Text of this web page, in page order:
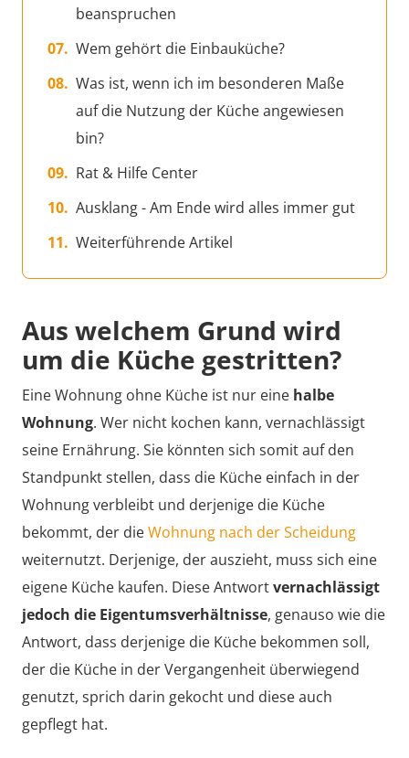
beanspruchen
Wem gehört die Einbauküche?
Was ist, wenn ich im besonderen Maße
auf die Nutzung der Küche angewiesen
bin?
Rat & Hilfe Center
Ausklang - Am Ende wird alles immer gut
Weiterführende Artikel
Aus welchem Grund wird
um die Küche gestritten?
Eine Wohnung ohne Küche ist nur eine halbe
Wohnung. Wer nicht kochen kann, vernachlässigt
seine Ernährung. Sie könnten sich somit auf den
Standpunkt stellen, dass die Küche einfach in der
Wohnung verbleibt und derjenige die Küche
bekommt, der dieWohnung nach der Scheidung
weiternutzt. Derjenige, der auszieht, muss sich eine
eigene Küche kaufen. Diese Antwortvernachlässigt
jedoch die Eigentumsverhältnisse, genauso wie die
Antwort, dass derjenige die Küche bekommen soll,
der die Küche in der Vergangenheit überwiegend
genutzt, sprich darin gekocht und diese auch
gepflegt hat.